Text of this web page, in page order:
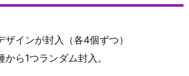
インが封入（各4個ずつ）
ら1つランダム封入。